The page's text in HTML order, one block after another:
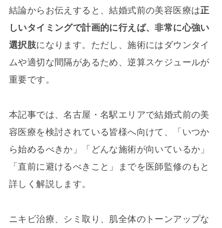
結論からお伝えすると、結婚式前の美容医療は正
しいタイミングで計画的に行えば、非常に心強い
選択肢になります。ただし、施術にはダウンタイ
ムや適切な間隔があるため、逆算スケジュールが
重要です。
本記事では、名古屋・名駅エリアで結婚式前の美
容医療を検討されている皆様へ向けて、「いつか
ら始めるべきか」「どんな施術が向いているか」
「直前に避けるべきこと」までを医師監修のもと
詳しく解説します。
ニキビ治療、シミ取り、肌全体のトーンアップな